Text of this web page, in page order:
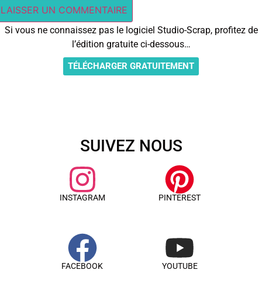
Si vous ne connaissez pas le logiciel Studio-Scrap, profitez de
l’édition gratuite ci-dessous…
TÉLÉCHARGER GRATUITEMENT
SUIVEZ NOUS
INSTAGRAM
FACEBOOK
PINTEREST
YOUTUBE